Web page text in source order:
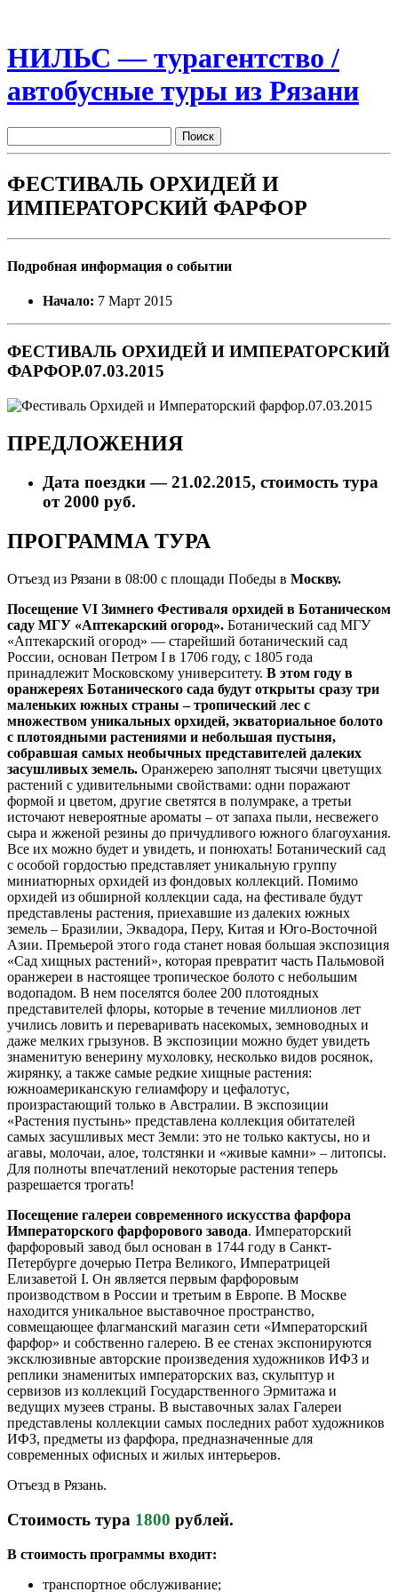
НИЛЬС — турагентство /
автобусные туры из Рязани
ФЕСТИВАЛЬ ОРХИДЕЙ И
ИМПЕРАТОРСКИЙ ФАРФОР
Подробная информация о событии
Начало: 7 Март 2015
ФЕСТИВАЛЬ ОРХИДЕЙ И ИМПЕРАТОРСКИЙ
ФАРФОР.07.03.2015
ПРЕДЛОЖЕНИЯ
Дата поездки — 21.02.2015, стоимость тура
от 2000 руб.
ПРОГРАММА ТУРА
Отъезд из Рязани в 08:00 с площади Победы в Москву.
Посещение VI Зимнего Фестиваля орхидей в Ботаническом
саду МГУ «Аптекарский огород». Ботанический сад МГУ
«Аптекарский огород» — старейший ботанический сад
России, основан Петром I в 1706 году, с 1805 года
принадлежит Московскому университету. В этом году в
оранжереях Ботанического сада будут открыты сразу три
маленьких южных страны – тропический лес с
множеством уникальных орхидей, экваториальное болото
с плотоядными растениями и небольшая пустыня,
собравшая самых необычных представителей далеких
засушливых земель. Оранжерею заполнят тысячи цветущих
растений с удивительными свойствами: одни поражают
формой и цветом, другие светятся в полумраке, а третьи
источают невероятные ароматы – от запаха пыли, несвежего
сыра и жженой резины до причудливого южного благоухания.
Все их можно будет и увидеть, и понюхать! Ботанический сад
с особой гордостью представляет уникальную группу
миниатюрных орхидей из фондовых коллекций. Помимо
орхидей из обширной коллекции сада, на фестивале будут
представлены растения, приехавшие из далеких южных
земель – Бразилии, Эквадора, Перу, Китая и Юго-Восточной
Азии. Премьерой этого года станет новая большая экспозиция
«Сад хищных растений», которая превратит часть Пальмовой
оранжереи в настоящее тропическое болото с небольшим
водопадом. В нем поселятся более 200 плотоядных
представителей флоры, которые в течение миллионов лет
учились ловить и переваривать насекомых, земноводных и
даже мелких грызунов. В экспозиции можно будет увидеть
знаменитую венерину мухоловку, несколько видов росянок,
жирянку, а также самые редкие хищные растения:
южноамериканскую гелиамфору и цефалотус,
произрастающий только в Австралии. В экспозиции
«Растения пустынь» представлена коллекция обитателей
самых засушливых мест Земли: это не только кактусы, но и
агавы, молочаи, алое, толстянки и «живые камни» – литопсы.
Для полноты впечатлений некоторые растения теперь
разрешается трогать!
Посещение галереи современного искусства фарфора
Императорского фарфорового завода. Императорский
фарфоровый завод был основан в 1744 году в Санкт-
Петербурге дочерью Петра Великого, Императрицей
Елизаветой I. Он является первым фарфоровым
производством в России и третьим в Европе. В Москве
находится уникальное выставочное пространство,
совмещающее флагманский магазин сети «Императорский
фарфор» и собственно галерею. В ее стенах экспонируются
эксклюзивные авторские произведения художников ИФЗ и
реплики знаменитых императорских ваз, скульптур и
сервизов из коллекций Государственного Эрмитажа и
ведущих музеев страны. В выставочных залах Галереи
представлены коллекции самых последних работ художников
ИФЗ, предметы из фарфора, предназначенные для
современных офисных и жилых интерьеров.
Отъезд в Рязань.
Стоимость тура 1800 рублей.
В стоимость программы входит:
транспортное обслуживание;